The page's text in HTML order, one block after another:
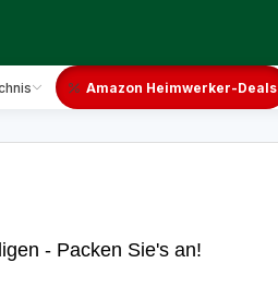
Amazon Heimwerker-Deals
- Packen Sie's an!